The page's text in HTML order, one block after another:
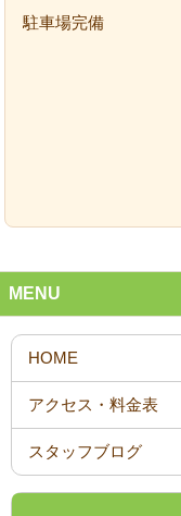
駐車場完備
MENU
スタッフブログ